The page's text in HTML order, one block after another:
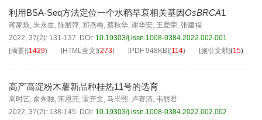
利用BSA-Seq方法定位一个水稻早衰相关基因OsBRCA1
蒋家焕, 朱永生, 陈丽萍, 郑燕梅, 蔡秋华, 谢华安, 王爱荣, 张建福
2022, 37(2): 131-137. DOI: 10.19303/j.issn.1008-0384.2022.002.001
[摘要](1429) [HTML全文](273) [PDF 948KB](114) [施引文献](15)
高产高淀粉木薯新品种桂热11号的选育
周时艺, 俞奔驰, 宋恩亮, 雷开文, 马崇熙, 卢赛清, 韦丽君
2022, 37(2): 138-145. DOI: 10.19303/j.issn.1008-0384.2022.002.002